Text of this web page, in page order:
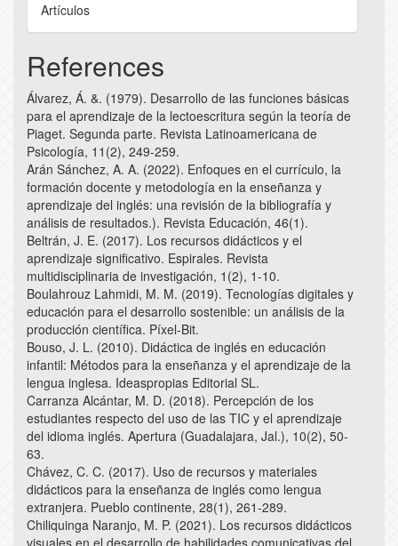
Artículos
References
Álvarez, Á. &. (1979). Desarrollo de las funciones básicas
para el aprendizaje de la lectoescritura según la teoría de
Piaget. Segunda parte. Revista Latinoamericana de
Psicología, 11(2), 249-259.
Arán Sánchez, A. A. (2022). Enfoques en el currículo, la
formación docente y metodología en la enseñanza y
aprendizaje del inglés: una revisión de la bibliografía y
análisis de resultados.). Revista Educación, 46(1).
Beltrán, J. E. (2017). Los recursos didácticos y el
aprendizaje significativo. Espirales. Revista
multidisciplinaria de investigación, 1(2), 1-10.
Boulahrouz Lahmidi, M. M. (2019). Tecnologías digitales y
educación para el desarrollo sostenible: un análisis de la
producción científica. Píxel-Bit.
Bouso, J. L. (2010). Didáctica de inglés en educación
infantil: Métodos para la enseñanza y el aprendizaje de la
lengua inglesa. Ideaspropias Editorial SL.
Carranza Alcántar, M. D. (2018). Percepción de los
estudiantes respecto del uso de las TIC y el aprendizaje
del idioma inglés. Apertura (Guadalajara, Jal.), 10(2), 50-
63.
Chávez, C. C. (2017). Uso de recursos y materiales
didácticos para la enseñanza de inglés como lengua
extranjera. Pueblo continente, 28(1), 261-289.
Chiliquinga Naranjo, M. P. (2021). Los recursos didácticos